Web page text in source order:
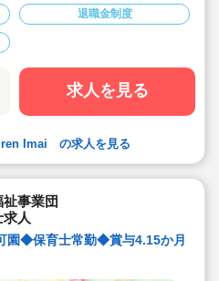
も充実している保育園！海外研修も
育士として更なる成長を目指したい
帰省補助などあります！地方出身
仲間の優しさがあふれる環境♪
」がコンセプト！
の個性を大切にする保育！
保育士も保護者の方にも落ち着いて
ます。姉妹園には、実際にカフェを
した！
退職金制度
求人を見る
Imai の求人を見る
事業団
人
◆保育士常勤◆賞与4.15か月